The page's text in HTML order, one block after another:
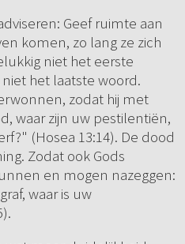
Geef ruimte aan
komen, zo lang ze zich
niet het eerste
het laatste woord.
zodat hij met
waar zijn uw pestilentiën,
(Hosea 13:14). De dood
Zodat ook Gods
en mogen nazeggen:
waar is uw